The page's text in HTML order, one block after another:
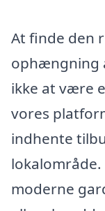
At finde den
ophængning
ikke at være
vores
indhente
moderne